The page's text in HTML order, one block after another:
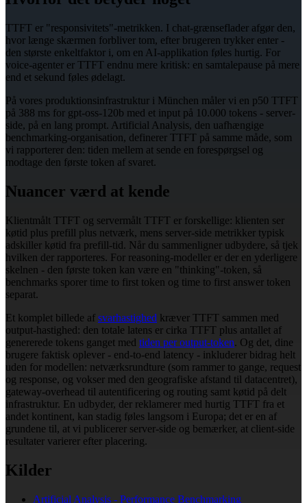
TTFT er "responsivitets"-metrikken. I chat-grænseflader afgør den,
hvor længe skærmen forbliver tom, efter brugeren trykker enter -
den største enkeltfaktor i, om en AI-applikation føles hurtig. For
voice-agenter er TTFT endnu mere kritisk: en samtalepause på mere
end et sekund føles ødelagt.
På vores produktionsinfrastruktur i München måler vi en p50 TTFT
på 388 ms for gpt-oss-120b med et input på 10.000 tokens - server-
side, på en lang prompt. Artificial Analysis, den uafhængige
benchmarking-organisation, definerer TTFT på samme måde, som
vi rapporterer den: tiden mellem at sende en forespørgsel og
modtage den første token af svaret.
Nuancer værd at kende
Klientmålt TTFT og servermålt TTFT er forskellige: klienten ser
køtid plus prefill plus netværk, mens server-side metrikker typisk
adskiller køtid fra prefill-tid. Når du sammenligner udbydere, så tjek
hvilken der rapporteres. For reasoning-modeller er der en yderligere
skelnen - den første token kan være en "thinking"-token, så
benchmarks sporer time to first token og time to first answer token
separat.
Et komplet billede af svarhastighed kræver TTFT sammen med
output-hastighed: den totale latens er cirka TTFT plus antallet af
genererede tokens ganget med tiden per output-token. Og det, dine
brugere faktisk oplever - end-to-end latency - inkluderer bidrag helt
uden for modellen: netværksrundture (som rammer to gange, request
og response, og vokser med den geografiske afstand til datacentret),
gateway-overhead til autentificering og routing samt køtid på delt
infrastruktur. En udbyder, der reklamerer med hurtig TTFT fra et
andet kontinent, kan stadig føles langsom i Europa; det er en af
grundene til, at vi publicerer server-side og bemærker, at client-side
resultater varierer efter placering.
Kilder
Artificial Analysis - Performance Benchmarking